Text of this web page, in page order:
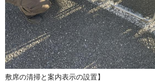
敷席の清掃と案内表示の設置】